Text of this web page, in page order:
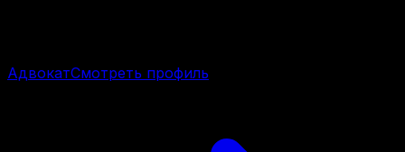
АдвокатСмотреть профиль